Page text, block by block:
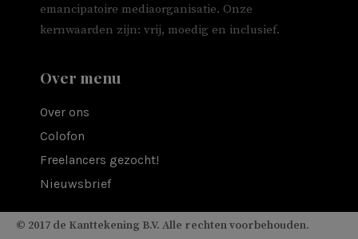
emancipatoire mediaorganisatie. Onze
kernwaarden zijn: vrij, moedig en inclusief.
Over menu
Over ons
Colofon
Freelancers gezocht!
Nieuwsbrief
© 2017 de Kanttekening B.V. Alle rechten voorbehouden.